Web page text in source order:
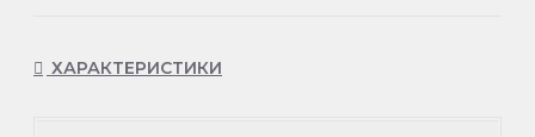
ХАРАКТЕРИСТИКИ